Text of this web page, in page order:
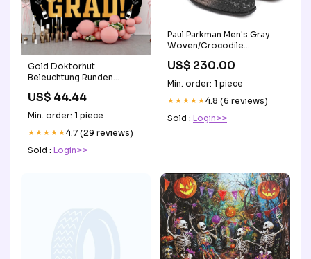
Gold Doktorhut
Beleuchtung Runden
Hintergrund boho
babydusche hintergründe
US$ 44.44
Min. order: 1 piece
★★★★★4.7 (29 reviews)
Sold : Login>>
Paul Parkman Men's Gray
Woven/Crocodile
Shoes (ID#HK588-GRY)
Color_Antique Blue/Brown
US$ 230.00
Min. order: 1 piece
★★★★★4.8 (6 reviews)
Sold : Login>>